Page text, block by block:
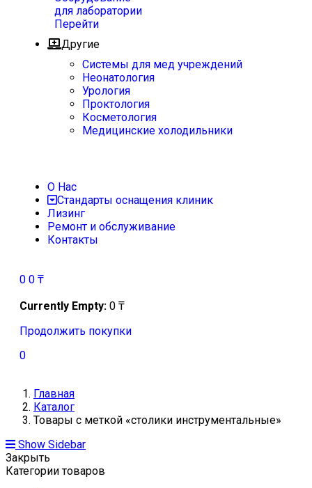
для лаборатории
Перейти
Другие
Системы для мед учреждений
Неонатология
Урология
Проктология
Косметология
Медицинские холодильники
О Нас
Стандарты оснащения клиник
Лизинг
Ремонт и обслуживание
Контакты
0 0 ₸
Currently Empty: 0 ₸
Продолжить покупки
0
Главная
Каталог
Товары с меткой «столики инструментальные»
Show Sidebar
Закрыть
Категории товаров